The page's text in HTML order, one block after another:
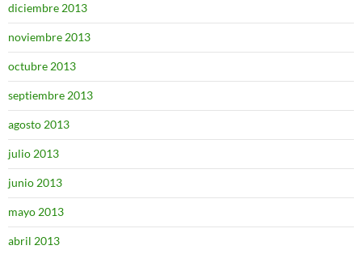
diciembre 2013
noviembre 2013
octubre 2013
septiembre 2013
agosto 2013
julio 2013
junio 2013
mayo 2013
abril 2013